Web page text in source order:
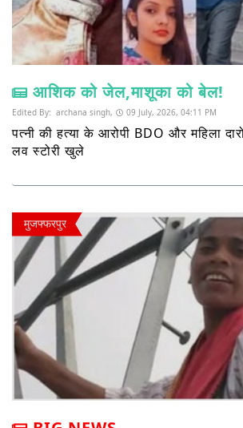
आशिक को जेल,माशूका को बेल!
Edited By: archana singh, 09 July, 2026, 04:11 PM
पत्नी की हत्या के आरोपी BDO और महिला
लव स्टोरी खुले
मुजफ्फरपुर